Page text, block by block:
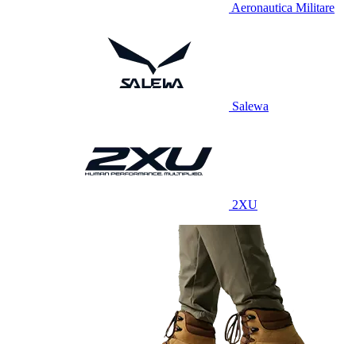
Aeronautica Militare
Salewa
2XU